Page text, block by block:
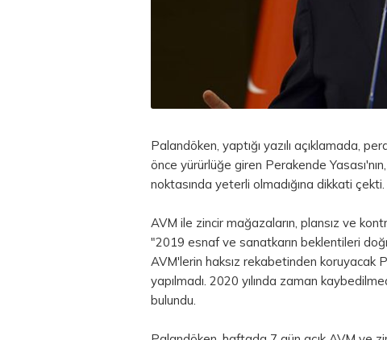
Palandöken, yaptığı yazılı açıklamada,
önce yürürlüğe giren Perakende
noktasında yeterli olmadığına dikkati çekti.
AVM ile zincir mağazaların, plansız ve
"2019 esnaf ve sanatkarın beklentileri
AVM'lerin haksız rekabetinden koruyacak
yapılmadı. 2020 yılında zaman
bulundu.